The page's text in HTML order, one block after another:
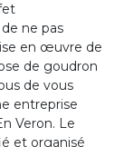
ne pas
en œuvre de
de goudron
de vous
entreprise
Veron. Le
et organisé